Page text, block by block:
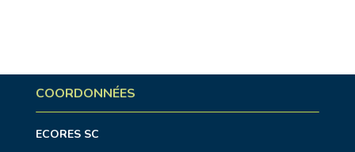
COORDONNÉES
ECORES SC